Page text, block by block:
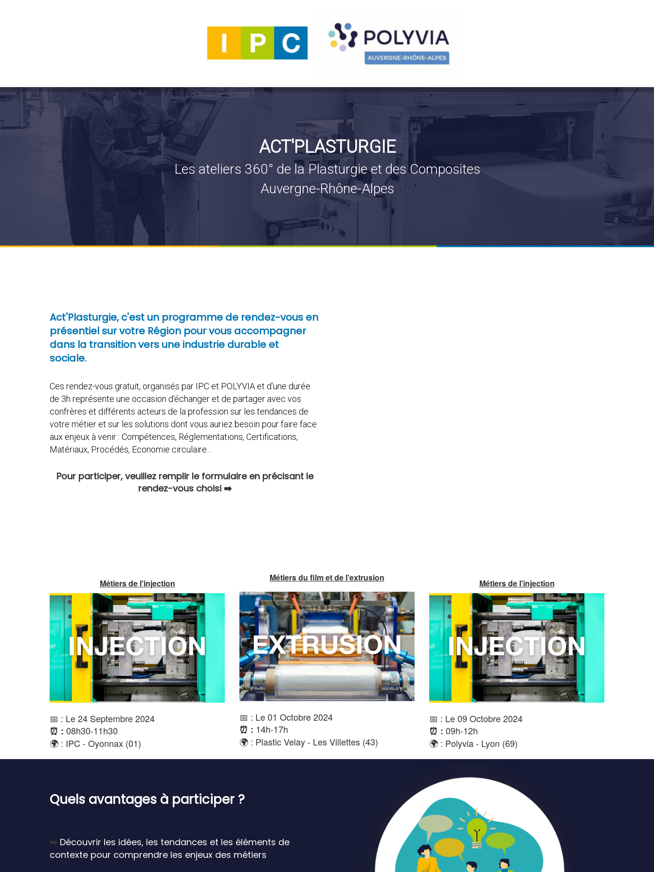
ACT'PLASTURGIE
Les ateliers 360° de la Plasturgie et des Composites
Auvergne-Rhône-Alpes
Act'Plasturgie, c'est un programme de rendez-vous en
présentiel sur votre Région pour vous accompagner
dans la transition vers une industrie durable et
sociale.
Ces rendez-vous gratuit, organisés par IPC et POLYVIA et d'une durée
de 3h représente une occasion d'échanger et de partager avec vos
confrères et différents acteurs de la profession sur les tendances de
votre métier et sur les solutions dont vous auriez besoin pour faire face
aux enjeux à venir : Compétences, Réglementations, Certifications,
Matériaux, Procédés, Economie circulaire...
Pour participer, veuillez remplir le formulaire en précisant le
rendez-vous choisi ➡️
Métiers de l'injection
📅 : Le 24 Septembre 2024
⏰ : 08h30-11h30
🌍 : IPC - Oyonnax (01)
Métiers du film et de l'extrusion
📅 : Le 01 Octobre 2024
⏰ : 14h-17h
🌍 : Plastic Velay - Les Villettes (43)
Métiers de l'injection
📅 : Le 09 Octobre 2024
⏰ : 09h-12h
🌍 : Polyvia - Lyon (69)
Quels avantages à participer ?
➡️ Découvrir les idées, les tendances et les éléments de
contexte pour comprendre les enjeux des métiers